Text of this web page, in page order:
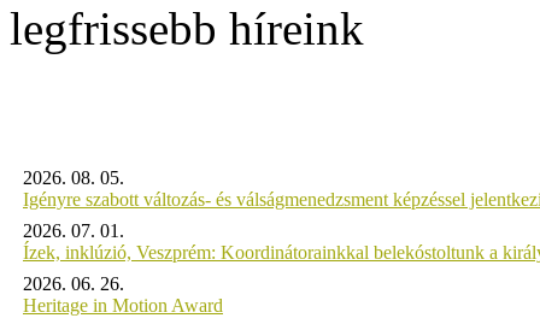
legfrissebb híreink
2026. 08. 05.
Igényre szabott változás- és válságmenedzsment képzéssel
2026. 07. 01.
Ízek, inklúzió, Veszprém: Koordinátorainkkal belekóstoltunk a
2026. 06. 26.
Heritage in Motion Award